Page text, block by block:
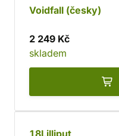
Voidfall (česky)
2 249 Kč
skladem
18Lilliput